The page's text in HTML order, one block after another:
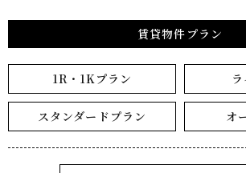
賃貸物件プラン
1R・1Kプラン
スタンダードプラン オ